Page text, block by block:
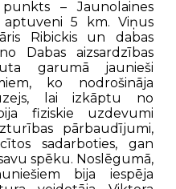
– Jaunolaines
aptuveni 5 km. Viņus
Ribickis un dabas
Dabas aizsardzības
garumā jaunieši
ko nodrošināja
lai izkāptu no
fiziskie uzdevumi
pārbaudījumi,
sadarboties, gan
spēku. Noslēgumā,
bija iespēja